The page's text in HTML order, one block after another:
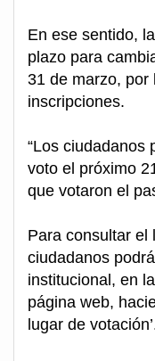
En ese sentido,
plazo para
31 de marzo, por
inscripciones.
“Los ciudadanos
voto el próximo
que votaron el
Para consultar el
ciudadanos
institucional, en
página web,
lugar de